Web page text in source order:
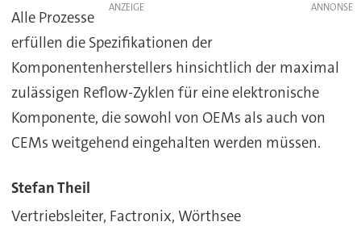
ANZEIGE
Alle Prozesse
erfüllen die Spezifikationen der
Komponentenherstellers hinsichtlich der maximal
zulässigen Reflow-Zyklen für eine elektronische
Komponente, die sowohl von OEMs als auch von
CEMs weitgehend eingehalten werden müssen.
Stefan Theil
Vertriebsleiter, Factronix, Wörthsee